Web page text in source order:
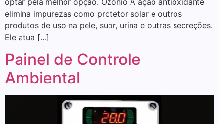
optar pela melhor opção. Ozônio A ação antioxidante
elimina impurezas como protetor solar e outros
produtos de uso na pele, suor, urina e outras secreções.
Ele atua […]
Painel de Controle
Ambiental